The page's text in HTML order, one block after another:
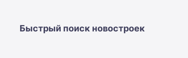
РассрочкаБыстрый поиск новостроек